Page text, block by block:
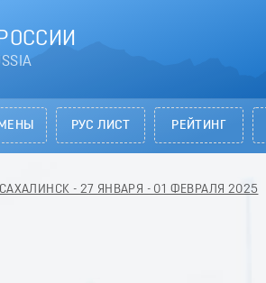
РУС ЛИСТ РЕЙТИНГ
- 27 ЯНВАРЯ - 01 ФЕВРАЛЯ 2025